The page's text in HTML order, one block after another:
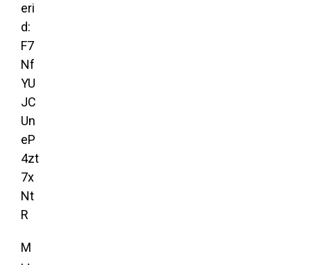
eri
d:
F7
Nf
YU
JC
Un
eP
4zt
7x
Nt
R
М